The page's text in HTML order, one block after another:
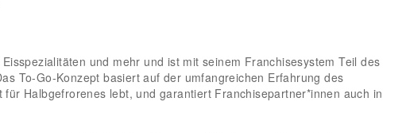
und mehr und ist mit seinem Franchisesystem Teil des
To-Go-Konzept basiert auf der umfangreichen Erfahrung des
Halbgefrorenes lebt, und garantiert Franchisepartner*innen auch in